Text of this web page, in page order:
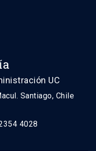
UC
Santiago, Chile
4028